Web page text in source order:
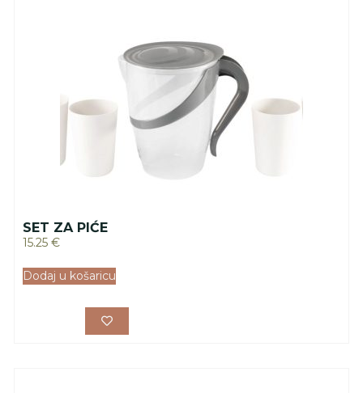
SET ZA PIĆE
15.25 €
Dodaj u košaricu